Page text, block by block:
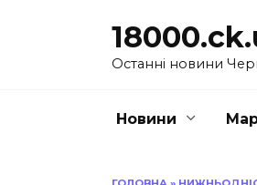
Останні новини
Новини